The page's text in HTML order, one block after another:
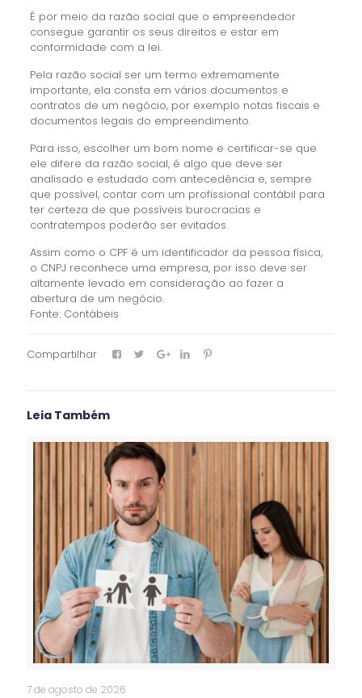
É por meio da razão social que o empreendedor
consegue garantir os seus direitos e estar em
conformidade com a lei.
Pela razão social ser um termo extremamente
importante, ela consta em vários documentos e
contratos de um negócio, por exemplo notas fiscais e
documentos legais do empreendimento.
Para isso, escolher um bom nome e certificar-se que
ele difere da razão social, é algo que deve ser
analisado e estudado com antecedência e, sempre
que possível, contar com um profissional contábil para
ter certeza de que possíveis burocracias e
contratempos poderão ser evitados.
Assim como o CPF é um identificador da pessoa física,
o CNPJ reconhece uma empresa, por isso deve ser
altamente levado em consideração ao fazer a
abertura de um negócio.
Fonte: Contábeis
Compartilhar
Leia Também
7 de agosto de 2026